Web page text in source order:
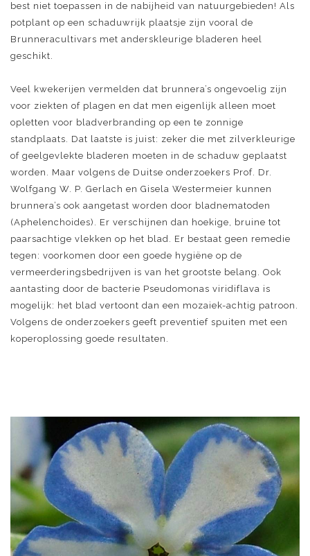
best niet toepassen in de nabijheid van natuurgebieden! Als
potplant op een schaduwrijk plaatsje zijn vooral de
Brunneracultivars met anderskleurige bladeren heel
geschikt.
Veel kwekerijen vermelden dat brunnera’s ongevoelig zijn
voor ziekten of plagen en dat men eigenlijk alleen moet
opletten voor bladverbranding op een te zonnige
standplaats. Dat laatste is juist: zeker die met zilverkleurige
of geelgevlekte bladeren moeten in de schaduw geplaatst
worden. Maar volgens de Duitse onderzoekers Prof. Dr.
Wolfgang W. P. Gerlach en Gisela Westermeier kunnen
brunnera’s ook aangetast worden door bladnematoden
(Aphelenchoides). Er verschijnen dan hoekige, bruine tot
paarsachtige vlekken op het blad. Er bestaat geen remedie
tegen: voorkomen door een goede hygiëne op de
vermeerderingsbedrijven is van het grootste belang. Ook
aantasting door de bacterie Pseudomonas viridiflava is
mogelijk: het blad vertoont dan een mozaiek-achtig patroon.
Volgens de onderzoekers geeft preventief spuiten met een
koperoplossing goede resultaten.